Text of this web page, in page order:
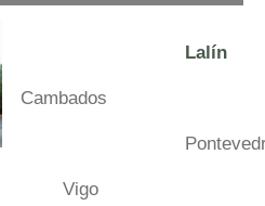
Lalín
Cambados
Vigo